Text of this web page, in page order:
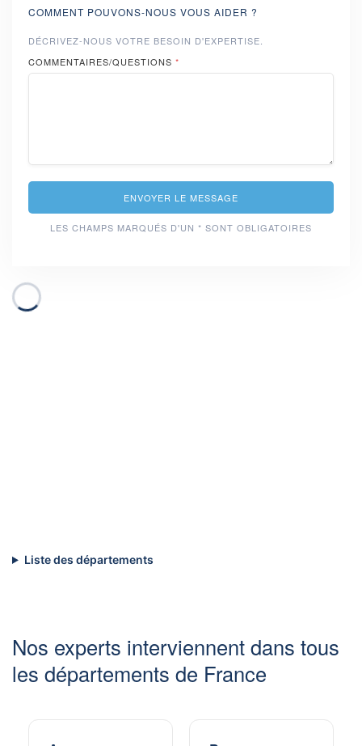
COMMENT POUVONS-NOUS VOUS AIDER ?
DÉCRIVEZ-NOUS VOTRE BESOIN D'EXPERTISE.
COMMENTAIRES/QUESTIONS *
ENVOYER LE MESSAGE
LES CHAMPS MARQUÉS D'UN * SONT OBLIGATOIRES
Liste des départements
Nos experts interviennent dans tous
les départements de France